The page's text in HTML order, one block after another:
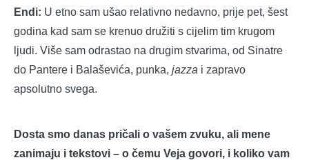
Endi: U etno sam ušao relativno nedavno, prije pet, šest
godina kad sam se krenuo družiti s cijelim tim krugom
ljudi. Više sam odrastao na drugim stvarima, od Sinatre
do Pantere i Balaševića, punka, jazza i zapravo
apsolutno svega.
Dosta smo danas pričali o vašem zvuku, ali mene
zanimaju i tekstovi – o čemu Veja govori, i koliko vam